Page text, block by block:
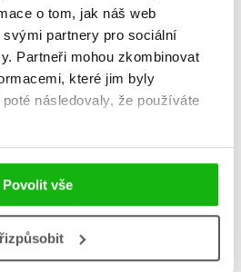
o tom, jak náš web
partnery pro sociální
Partneři mohou zkombinovat
které jim byly
následovaly, že používáte
Povolit vše
a novinářka, která se psaní věnuje od
do redakce podnikového časopisu
různá média, posledních dvacet let